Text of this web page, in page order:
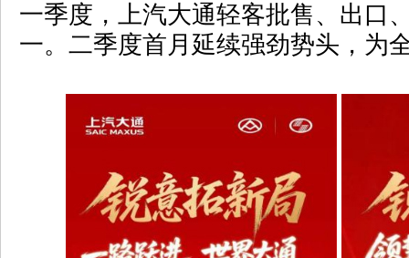
一季度，上汽大通轻客批售、出口
一。二季度首月延续强劲势头，为